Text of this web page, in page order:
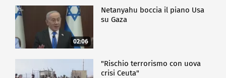
02:06
Netanyahu boccia il piano Usa
su Gaza
"Rischio terrorismo con uova
crisi Ceuta"